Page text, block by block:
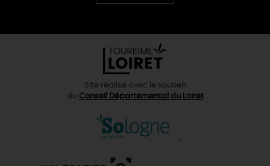
Chinese
Site réalisé avec le soutien
du Conseil Départemental du Loiret